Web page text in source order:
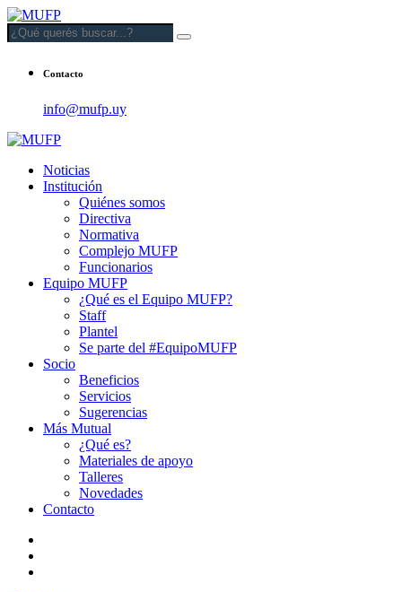
Contacto
info@mufp.uy
Noticias
Institución
Quiénes somos
Directiva
Normativa
Complejo MUFP
Funcionarios
Equipo MUFP
¿Qué es el Equipo MUFP?
Staff
Plantel
Se parte del #EquipoMUFP
Socio
Beneficios
Servicios
Sugerencias
Más Mutual
¿Qué es?
Materiales de apoyo
Talleres
Novedades
Contacto